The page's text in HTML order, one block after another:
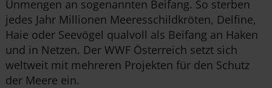
Unmengen an sogenannten Beifang. So sterben
jedes Jahr Millionen Meeresschildkröten, Delfine,
Haie oder Seevögel qualvoll als Beifang an Haken
und in Netzen. Der WWF Österreich setzt sich
weltweit mit mehreren Projekten für den Schutz
der Meere ein.